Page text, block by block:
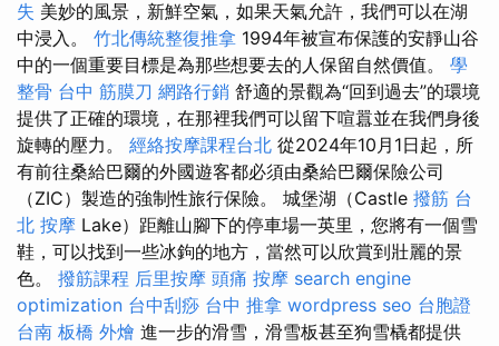
失 美妙的風景，新鮮空氣，如果天氣允許，我們可以在湖
中浸入。 竹北傳統整復推拿 1994年被宣布保護的安靜山谷
中的一個重要目標是為那些想要去的人保留自然價值。 學
整骨 台中 筋膜刀 網路行銷 舒適的景觀為“回到過去”的環境
提供了正確的環境，在那裡我們可以留下喧囂並在我們身後
旋轉的壓力。 經絡按摩課程台北 從2024年10月1日起，所
有前往桑給巴爾的外國遊客都必須由桑給巴爾保險公司
（ZIC）製造的強制性旅行保險。 城堡湖（Castle 撥筋 台
北 按摩 Lake）距離山腳下的停車場一英里，您將有一個雪
鞋，可以找到一些冰鉤的地方，當然可以欣賞到壯麗的景
色。 撥筋課程 后里按摩 頭痛 按摩 search engine
optimization 台中刮痧 台中 推拿 wordpress seo 台胞證
台南 板橋 外燴 進一步的滑雪，滑雪板甚至狗雪橇都提供